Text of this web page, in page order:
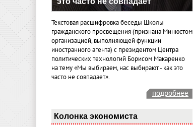
Текстовая расшифровка беседы Школы
гражданского просвещения (признана Минюстом
организацией, выполняющей функции
иностранного агента) с президентом Центра
политических технологий Борисом Макаренко
на тему «Мы выбираем, нас выбирают - как это
часто не совпадает».
подробнее
Колонка экономиста